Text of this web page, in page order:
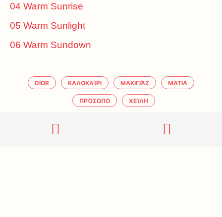
04 Warm Sunrise
05 Warm Sunlight
06 Warm Sundown
DIOR ΚΑΛΟΚΑΊΡΙ ΜΑΚΙΓΙΆΖ ΜΆΤΙΑ
ΠΡΌΣΩΠΟ ΧΕΊΛΗ